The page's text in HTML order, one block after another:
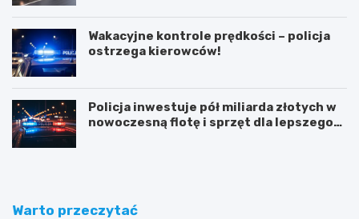
Wakacyjne kontrole prędkości – policja
ostrzega kierowców!
Policja inwestuje pół miliarda złotych w
nowoczesną flotę i sprzęt dla lepszego
Warto przeczytać